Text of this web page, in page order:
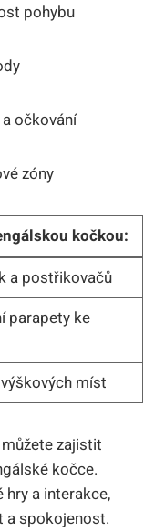
pohybu
očkování
zóny
kočkou:
a postřikovačů
parapety ke
míst
zajistit
kočce.
hry a interakce,
a spokojenost.